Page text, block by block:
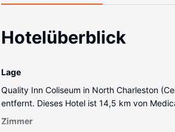
Hotelüberblick
Lage
Quality Inn Coliseum in North Charleston
entfernt. Dieses Hotel ist 14,5 km von
Zimmer